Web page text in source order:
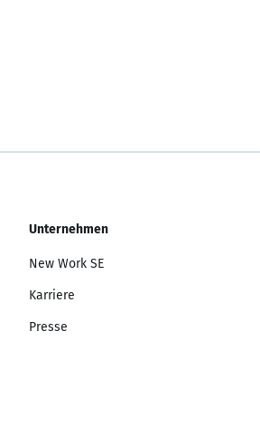
Unternehmen
New Work SE
Karriere
Presse